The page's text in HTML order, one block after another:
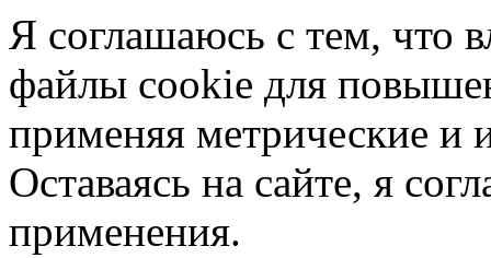
Я соглашаюсь с тем, что
файлы cookie для
применяя метрические и
Оставаясь на сайте, я
применения.